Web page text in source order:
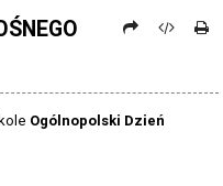
Ogólnopolski Dzień